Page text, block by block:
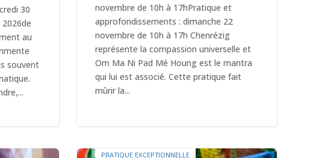
30
au
souvent
novembre de 10h à 17hPratique et
approfondissements : dimanche 22
novembre de 10h à 17h Chenrézig
représente la compassion universelle et
Om Ma Ni Pad Mé Houng est le mantra
qui lui est associé. Cette pratique fait
mûrir la...
PRATIQUE EXCEPTIONNELLE